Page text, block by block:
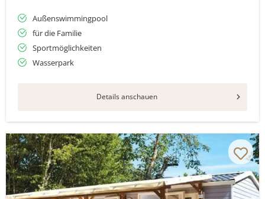
Außenswimmingpool
für die Familie
Sportmöglichkeiten
Wasserpark
Details anschauen